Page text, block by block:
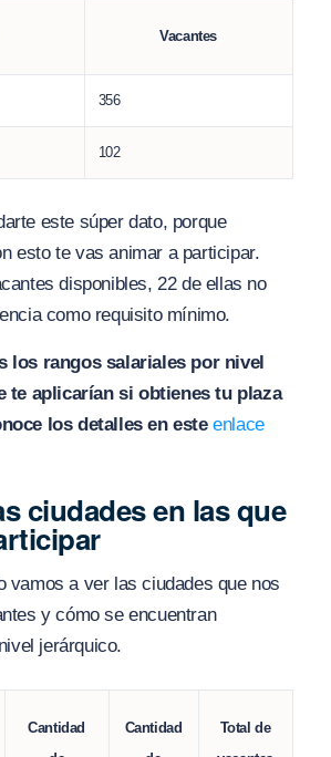
Vacantes
356
102
este súper dato, porque
esto te vas animar a participar.
disponibles, 22 de ellas no
como requisito mínimo.
los rangos salariales por nivel
te aplicarían si obtienes tu plaza
los detalles en esteenlace
ciudades en las que
vamos a ver las ciudades que nos
y cómo se encuentran
jerárquico.
Cantidad
Cantidad
Total de